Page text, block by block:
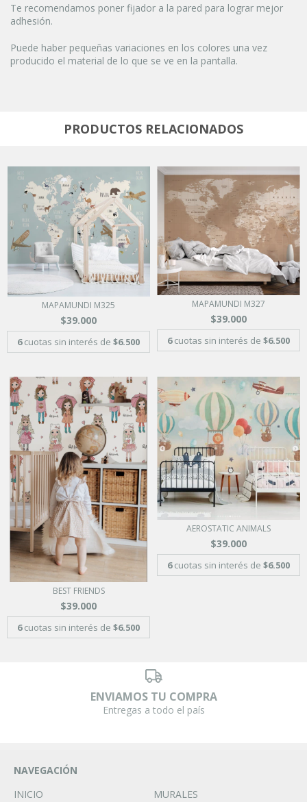
Te recomendamos poner fijador a la pared para lograr mejor
adhesión.
Puede haber pequeñas variaciones en los colores una vez
producido el material de lo que se ve en la pantalla.
PRODUCTOS RELACIONADOS
MAPAMUNDI M325
$39.000
6cuotas sin interés de $6.500
MAPAMUNDI M327
$39.000
6cuotas sin interés de $6.500
BEST FRIENDS
$39.000
6cuotas sin interés de $6.500
AEROSTATIC ANIMALS
$39.000
6cuotas sin interés de $6.500
ENVIAMOS TU COMPRA
Entregas a todo el país
NAVEGACIÓN
INICIO
MURALES